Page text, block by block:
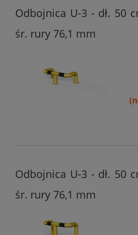
Odbojnica U-3 - dł. 50
śr. rury 76,1 mm
Odbojnica U-3 - dł. 50
śr. rury 76,1 mm